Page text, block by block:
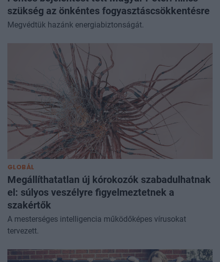
szükség az önkéntes fogyasztáscsökkentésre
Megvédtük hazánk energiabiztonságát.
GLOBÁL
Megállíthatatlan új kórokozók szabadulhatnak
el: súlyos veszélyre figyelmeztetnek a
szakértők
A mesterséges intelligencia működőképes vírusokat
tervezett.